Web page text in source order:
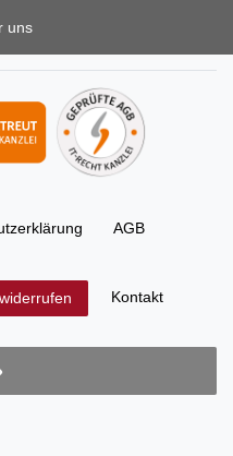
uns
AGB
Kontakt